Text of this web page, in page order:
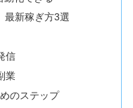
最新稼ぎ方3選
信
業
のステップ